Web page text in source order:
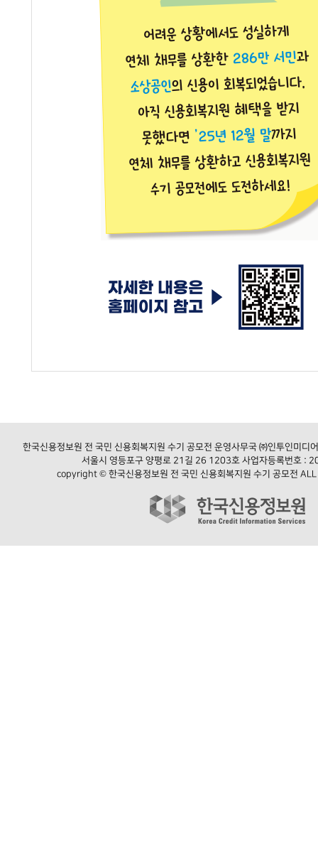
한국신용정보원 전 국민 신용회복지원 수기 공모전 운영사무국 ㈜인투인미
서울시 영등포구 양평로 21길 26 1203호 사업자등록번호 :
copyright © 한국신용정보원 전 국민 신용회복지원 수기 공모전 ALL